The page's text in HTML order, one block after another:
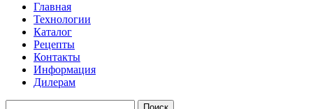
Главная
Технологии
Каталог
Рецепты
Контакты
Информация
Дилерам